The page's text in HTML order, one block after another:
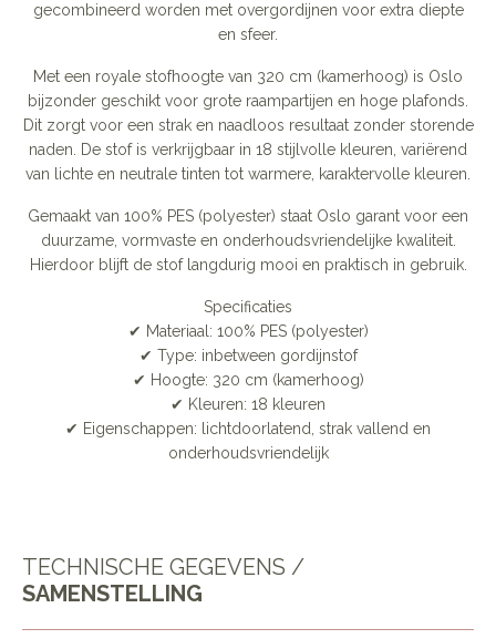
gecombineerd worden met overgordijnen voor extra diepte
en sfeer.
Met een royale stofhoogte van 320 cm (kamerhoog) is Oslo
bijzonder geschikt voor grote raampartijen en hoge plafonds.
Dit zorgt voor een strak en naadloos resultaat zonder storende
naden. De stof is verkrijgbaar in 18 stijlvolle kleuren, variërend
van lichte en neutrale tinten tot warmere, karaktervolle kleuren.
Gemaakt van 100% PES (polyester) staat Oslo garant voor een
duurzame, vormvaste en onderhoudsvriendelijke kwaliteit.
Hierdoor blijft de stof langdurig mooi en praktisch in gebruik.
Specificaties
✔ Materiaal: 100% PES (polyester)
✔ Type: inbetween gordijnstof
✔ Hoogte: 320 cm (kamerhoog)
✔ Kleuren: 18 kleuren
✔ Eigenschappen: lichtdoorlatend, strak vallend en
onderhoudsvriendelijk
TECHNISCHE GEGEVENS /
SAMENSTELLING